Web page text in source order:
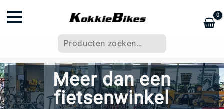
naar
Zoeken
Meer dan een
fietsenwinkel